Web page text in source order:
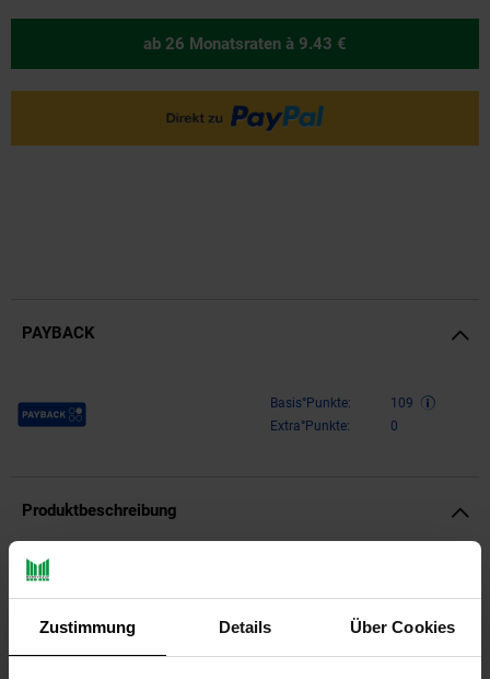
Zustimmung Details Über Cookies
ab 26 Monatsraten à 9.43 €
PAYBACK
Payback Punkte Basis°Punkte:
109
Extra°Punkte:
0
Produktbeschreibung
Design
Sitzfläche mit natürlicher Holzmaserung